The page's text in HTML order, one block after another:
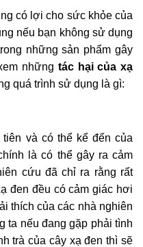
có lợi cho sức khỏe của
nếu bạn không sử dụng
những sản phẩm gây
những tác hại của xạ
quá trình sử dụng là gì:
và có thể kể đến của
là có thể gây ra cảm
cứu đã chỉ ra rằng rất
đen đều có cảm giác hơi
thích của các nhà nghiên
ta nếu đang gặp phải tình
trà của cây xạ đen thì sẽ